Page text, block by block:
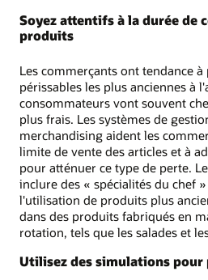
Soyez attentifs à la durée de
produits
Les commerçants ont tendance à
périssables les plus anciennes à
consommateurs vont souvent
plus frais. Les systèmes de
merchandising aident les
limite de vente des articles et à
pour atténuer ce type de perte.
inclure des « spécialités du chef
l'utilisation de produits plus
dans des produits fabriqués en
rotation, tels que les salades et
Utilisez des simulations pour